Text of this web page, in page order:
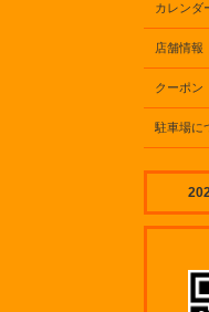
カレンダ
店舗情報
クーポン
駐車場に